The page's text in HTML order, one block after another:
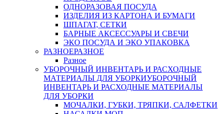
ОДНОРАЗОВАЯ ПОСУДА
ИЗДЕЛИЯ ИЗ КАРТОНА И БУМАГИ
ШПАГАТ, СЕТКИ
БАРНЫЕ АКСЕССУАРЫ И СВЕЧИ
ЭКО ПОСУДА И ЭКО УПАКОВКА
РАЗНОЕРАЗНОЕ
Разное
УБОРОЧНЫЙ ИНВЕНТАРЬ И РАСХОДНЫЕ
МАТЕРИАЛЫ ДЛЯ УБОРКИУБОРОЧНЫЙ
ИНВЕНТАРЬ И РАСХОДНЫЕ МАТЕРИАЛЫ
ДЛЯ УБОРКИ
МОЧАЛКИ, ГУБКИ, ТРЯПКИ, САЛФЕТКИ